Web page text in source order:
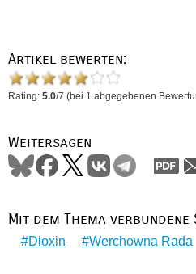
Artikel bewerten:
Rating: 5.0/7 (bei 1 abgegebenen
Weitersagen
Mit dem Thema
Dioxin Werchowna Rada